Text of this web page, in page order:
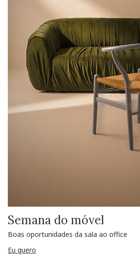
Semana do móvel
Boas oportunidades da sala ao office
Eu quero